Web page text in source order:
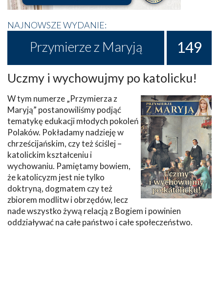
NAJNOWSZE WYDANIE:
Przymierze z Maryją 149
Uczmy i wychowujmy po katolicku!
W tym numerze „Przymierza z
Maryją” postanowiliśmy podjąć
tematykę edukacji młodych pokoleń
Polaków. Pokładamy nadzieję w
chrześcijańskim, czy też ściślej –
katolickim kształceniu i
wychowaniu. Pamiętamy bowiem,
że katolicyzm jest nie tylko
doktryną, dogmatem czy też
zbiorem modlitw i obrzędów, lecz
nade wszystko żywą relacją z Bogiem i powinien
oddziaływać na całe państwo i całe społeczeństwo.